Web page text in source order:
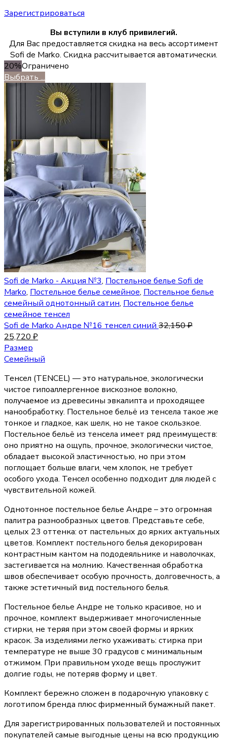
Зарегистрироваться
Вы вступили в клуб привилегий.
Для Вас предоставляется скидка на весь ассортимент
Sofi de Marko. Скидка рассчитывается автоматически.
20%Ограничено
Выбрать ...
Sofi de Marko - Акция №3, Постельное белье Sofi de
Marko, Постельное белье семейное, Постельное белье
семейный однотонный сатин, Постельное белье
семейное тенсел
Sofi de Marko Андре №16 тенсел синий 32,150₽
25,720 ₽
Размер
Семейный
Тенсел (TENCEL) — это натуральное, экологически
чистое гипоаллергенное вискозное волокно,
получаемое из древесины эвкалипта и проходящее
нанообработку. Постельное бельё из тенсела такое же
тонкое и гладкое, как шелк, но не такое скользкое.
Постельное бельё из тенсела имеет ряд преимуществ:
оно приятно на ощупь, прочное, экологически чистое,
обладает высокой эластичностью, но при этом
поглощает больше влаги, чем хлопок, не требует
особого ухода. Тенсел особенно подходит для людей с
чувствительной кожей.
Однотонное постельное белье Андре – это огромная
палитра разнообразных цветов. Представьте себе,
целых 23 оттенка: от пастельных до ярких актуальных
цветов. Комплект постельного белья декорирован
контрастным кантом на пододеяльнике и наволочках,
застегивается на молнию. Качественная обработка
швов обеспечивает особую прочность, долговечность, а
также эстетичный вид постельного белья.
Постельное белье Андре не только красивое, но и
прочное, комплект выдерживает многочисленные
стирки, не теряя при этом своей формы и ярких
красок. За изделиями легко ухаживать: стирка при
температуре не выше 30 градусов с минимальным
отжимом. При правильном уходе вещь прослужит
долгие годы, не потеряв форму и цвет.
Комплект бережно сложен в подарочную упаковку с
логотипом бренда плюс фирменный бумажный пакет.
Для зарегистрированных пользователей и постоянных
покупателей самые выгодные цены на всю продукцию